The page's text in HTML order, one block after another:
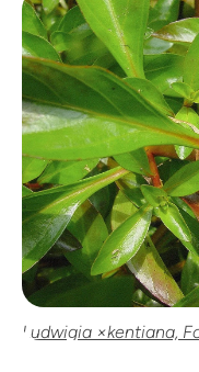
Ludwigia ×kentiana,